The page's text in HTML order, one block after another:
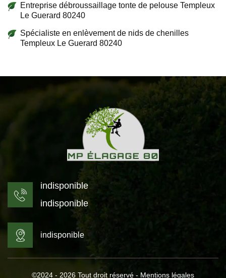
Entreprise débroussaillage tonte de pelouse Templeux
Le Guerard 80240
Spécialiste en enlèvement de nids de chenilles
Templeux Le Guerard 80240
indisponible
indisponible
indisponible
©2024 - 2026 Tout droit réservé - Mentions légales